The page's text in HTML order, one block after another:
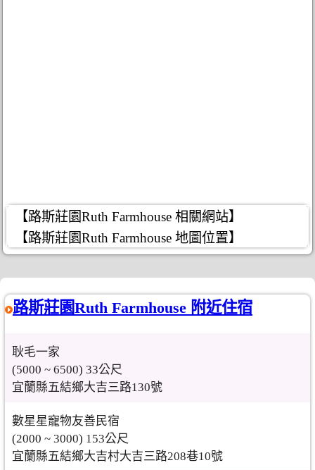
【路斯莊園Ruth Farmhouse 相關網站】
【路斯莊園Ruth Farmhouse 地圖位置】
路斯莊園Ruth Farmhouse 附近住宿
耿毛一家
(5000 ~ 6500) 33公尺
宜蘭縣五結鄉大吉三路130號
數星星寵物友善民宿
(2000 ~ 3000) 153公尺
宜蘭縣五結鄉大吉村大吉三路208巷10號